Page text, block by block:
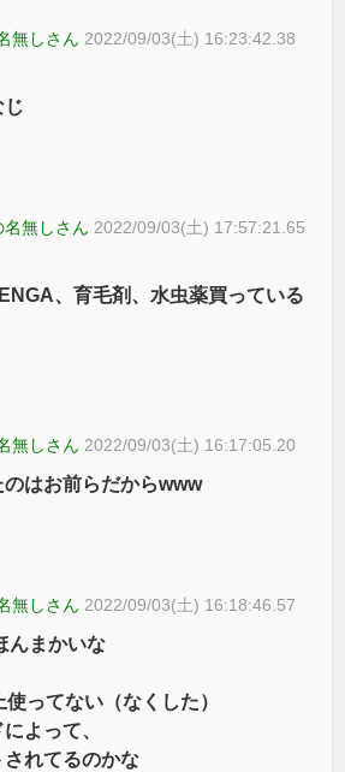
無しさん 2022/09/03(土) 16:23:42.38
じ
無しさん 2022/09/03(土) 17:57:21.65
、育毛剤、水虫薬買っている
無しさん 2022/09/03(土) 16:17:05.20
はお前らだからwww
無しさん 2022/09/03(土) 16:18:46.57
んまかいな
ってない（なくした）
よって、
れてるのかな